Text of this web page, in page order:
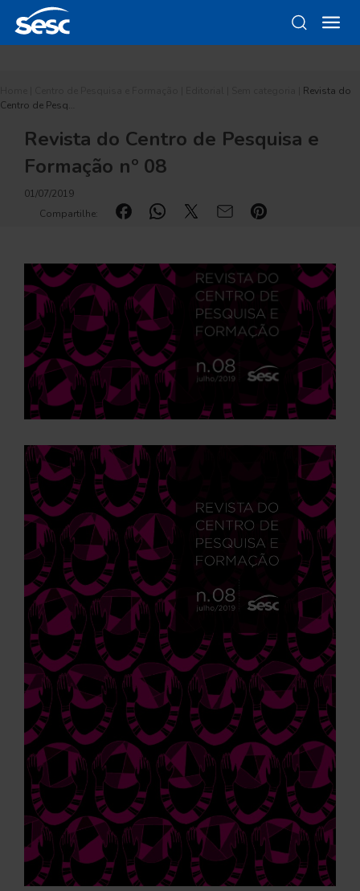
Revista do
Centro de Pesq…
Revista do Centro de Pesquisa e
Formação nº 08
01/07/2019
Compartilhe: